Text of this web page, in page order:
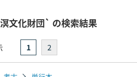
文化財団` の検索結果
1 2